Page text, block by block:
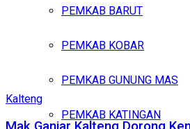
PEMKAB BARUT
PEMKAB KOBAR
PEMKAB GUNUNG MAS
PEMKAB KATINGAN
Kalteng
Mak Ganjar Kalteng Dorong